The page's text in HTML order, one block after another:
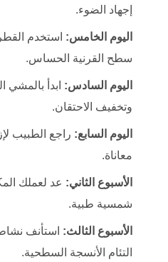
إجهاد الضوء.
اليوم الخامس: استخدم
سطح القرنية الحساس.
اليوم السادس: ابدأ بالمشي
وتخفيف الاحتقان.
اليوم السابع: راجع الطبيب
معاناة.
الأسبوع الثاني: عد لعملك
شمسية طبية.
الأسبوع الثالث: استأنف
التئام الأنسجة السطحية.